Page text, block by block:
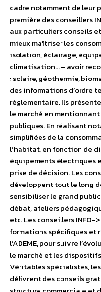
cadre notamment de leur
première des conseillers
aux particuliers conseils
mieux maîtriser les
isolation, éclairage,
climatisation… – avoir
: solaire, géothermie,
des informations d’ordre
réglementaire. Ils
le marché en
publiques. En réalisant
simplifiées de la
l’habitat, en fonction de
équipements électriques
prise de décision. Les
développent tout le long
sensibiliser le grand
débat, ateliers
etc. Les conseillers INFO-
formations spécifiques et
l’ADEME, pour suivre
le marché et les
Véritables spécialistes, les
délivrent des conseils